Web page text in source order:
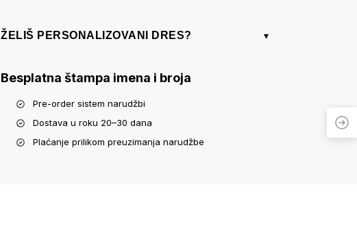
ŽELIŠ PERSONALIZOVANI DRES? ▾
Besplatna štampa imena i broja
Pre-order sistem narudžbi
Dostava u roku 20–30 dana
Plaćanje prilikom preuzimanja narudžbe